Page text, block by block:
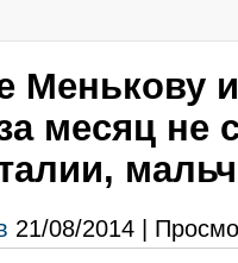
Менькову
месяц не
21/08/2014 |